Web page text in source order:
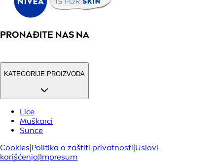
PRONAĐITE NAS NA
KATEGORIJE PROIZVODA
Lice
Muškarci
Sunce
Cookies|Politika o zaštiti privatnosti|Uslovi
korišćenja|Impresum